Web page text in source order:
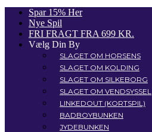
Spar 15% Her
Nye Spil
FRI FRAGT FRA 699 KR.
Vælg Din By
SLAGET OM HORSENS
SLAGET OM KOLDING
SLAGET OM SILKEBORG
SLAGET OM VENDSYSSEL
LINKEDOUT (KORTSPIL)
BADBOYBUNKEN
JYDEBUNKEN